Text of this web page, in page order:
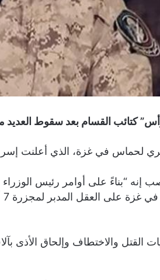
كتائب القسام بعد سقوط
لحماس في غزة، الذي أعلنت
“بناءً على أوامر رئيس الوزراء
والاختطاف وإلحاق الأذى